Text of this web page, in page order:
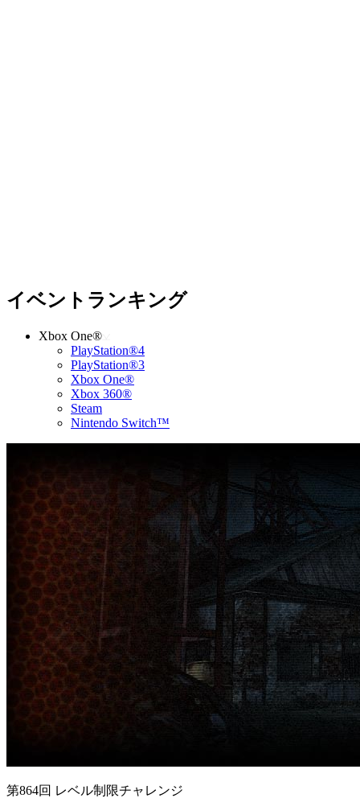
イベントランキング
Xbox One®
PlayStation®4
PlayStation®3
Xbox One®
Xbox 360®
Steam
Nintendo Switch™
第864回 レベル制限チャレンジ